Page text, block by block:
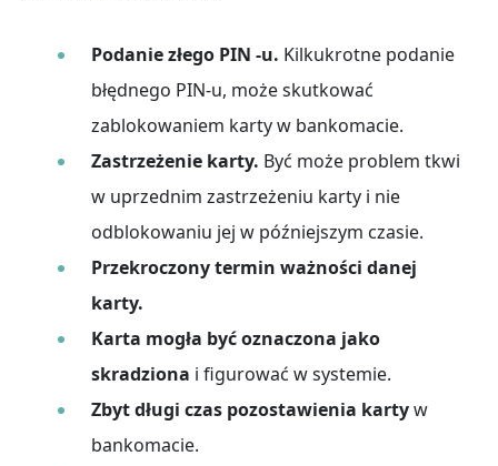
Podanie złego PIN -u. Kilkukrotne podanie
błędnego PIN-u, może skutkować
zablokowaniem karty w bankomacie.
Zastrzeżenie karty. Być może problem tkwi
w uprzednim zastrzeżeniu karty i nie
odblokowaniu jej w późniejszym czasie.
Przekroczony termin ważności danej
karty.
Karta mogła być oznaczona jako
skradziona i figurować w systemie.
Zbyt długi czas pozostawienia kartyw
bankomacie.